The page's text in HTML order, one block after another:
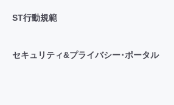
ST行動規範
セキュリティ&プライバシー･ポータル